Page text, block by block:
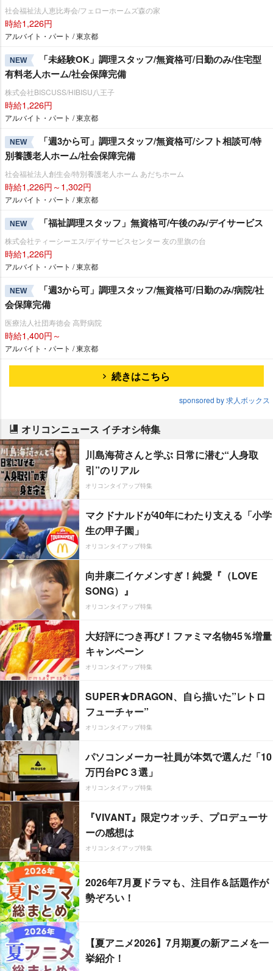
社会福祉法人恵比寿会/フェローホームズ森の家
時給1,226円
アルバイト・パート / 東京都
NEW
「未経験OK」調理スタッフ/無資格可/日勤のみ/住宅型
有料老人ホーム/社会保障完備
株式会社BISCUSS/HIBISU八王子
時給1,226円
アルバイト・パート / 東京都
NEW
「週3から可」調理スタッフ/無資格可/シフト相談可/特
別養護老人ホーム/社会保障完備
社会福祉法人創生会/特別養護老人ホーム あだちホーム
時給1,226円～1,302円
アルバイト・パート / 東京都
NEW 「福祉調理スタッフ」無資格可/午後のみ/デイサービス
株式会社ティーシーエス/デイサービスセンター 友の里旗の台
時給1,226円
アルバイト・パート / 東京都
NEW
「週3から可」調理スタッフ/無資格可/日勤のみ/病院/社
会保障完備
医療法人社団寿徳会 高野病院
時給1,400円～
アルバイト・パート / 東京都
続きはこちら
sponsored by 求人ボックス
オリコンニュース イチオシ特集
川島海荷さんと学ぶ 日常に潜む“人身取
引”のリアル
オリコンタイアップ特集
マクドナルドが40年にわたり支える「小学
生の甲子園」
オリコンタイアップ特集
向井康二イケメンすぎ！純愛『（LOVE
SONG）』
オリコンタイアップ特集
大好評につき再び！ファミマ名物45％増量
キャンペーン
オリコンタイアップ特集
SUPER★DRAGON、自ら描いた”レトロ
フューチャー”
オリコンタイアップ特集
パソコンメーカー社員が本気で選んだ「10
万円台PC３選」
オリコンタイアップ特集
『VIVANT』限定ウオッチ、プロデューサ
ーの感想は
オリコンタイアップ特集
2026年7月夏ドラマも、注目作＆話題作が
勢ぞろい！
【夏アニメ2026】7月期夏の新アニメを一
挙紹介！